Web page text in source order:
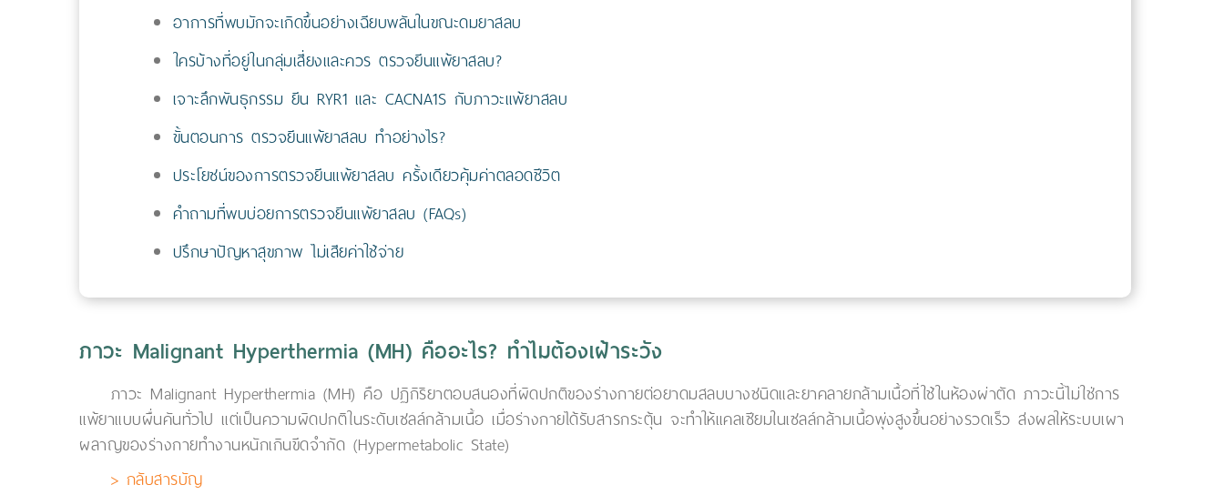
อาการที่พบมักจะเกิดขึ้นอย่างเฉียบพลันในขณะดมยาสลบ
ใครบ้างที่อยู่ในกลุ่มเสี่ยงและควร ตรวจยีนแพ้ยาสลบ?
เจาะลึกพันธุกรรม ยีน RYR1 และ CACNA1S กับภาวะแพ้ยาสลบ
ขั้นตอนการ ตรวจยีนแพ้ยาสลบ ทำอย่างไร?
ประโยชน์ของการตรวจยีนแพ้ยาสลบ ครั้งเดียวคุ้มค่าตลอดชีวิต
คำถามที่พบบ่อยการตรวจยีนแพ้ยาสลบ (FAQs)
ปรึกษาปัญหาสุขภาพ ไม่เสียค่าใช้จ่าย
ภาวะ Malignant Hyperthermia (MH) คืออะไร? ทำไมต้องเฝ้าระวัง
ภาวะ Malignant Hyperthermia (MH) คือ ปฏิกิริยาตอบสนองที่ผิดปกติของร่างกายต่อยาดมสลบบางชนิดและยาคลายกล้ามเนื้อที่ใช้ในห้องผ่าตัด ภาวะนี้ไม่ใช่การ
แพ้ยาแบบผื่นคันทั่วไป แต่เป็นความผิดปกติในระดับเซลล์กล้ามเนื้อ เมื่อร่างกายได้รับสารกระตุ้น จะทำให้แคลเซียมในเซลล์กล้ามเนื้อพุ่งสูงขึ้นอย่างรวดเร็ว ส่งผลให้ระบบเผา
ผลาญของร่างกายทำงานหนักเกินขีดจำกัด (Hypermetabolic State)
> กลับสารบัญ